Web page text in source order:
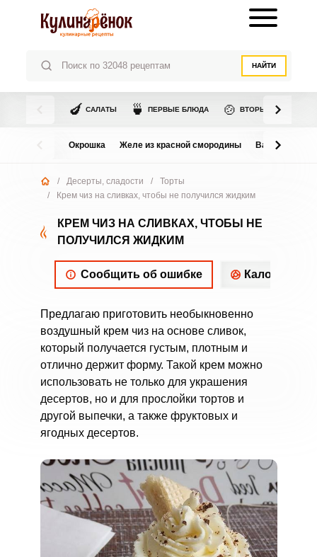
НАЙТИ
🍆 САЛАТЫ 🍵 ПЕРВЫЕ БЛЮДА 🍲 ВТОРЫЕ БЛЮДА
Окрошка Желе из красной смородины Варенье из
/ Десерты, сладости /
Торты
/
Крем чиз на сливках, чтобы не получился жидким
КРЕМ ЧИЗ НА СЛИВКАХ, ЧТОБЫ НЕ
ПОЛУЧИЛСЯ ЖИДКИМ
Сообщить об ошибке
Предлагаю приготовить необыкновенно
воздушный крем чиз на основе сливок,
который получается густым, плотным и
отлично держит форму. Такой крем можно
использовать не только для украшения
десертов, но и для прослойки тортов и
другой выпечки, а также фруктовых и
ягодных десертов.